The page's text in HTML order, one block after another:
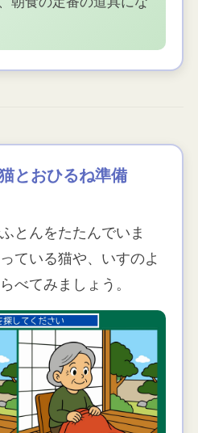
とおひるね準備
とんをたたんでいま
ている猫や、いすのよ
べてみましょう。